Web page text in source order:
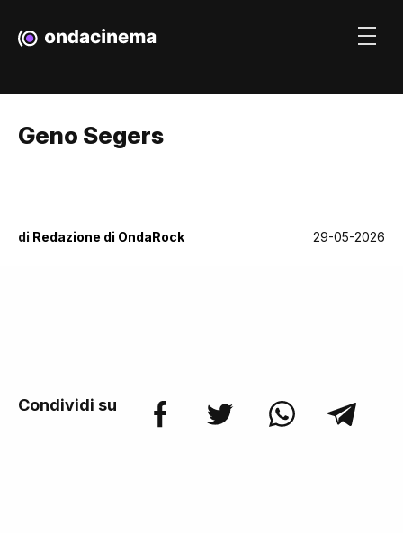
Geno Segers
di Redazione di OndaRock 29-05-2026
Condividi su